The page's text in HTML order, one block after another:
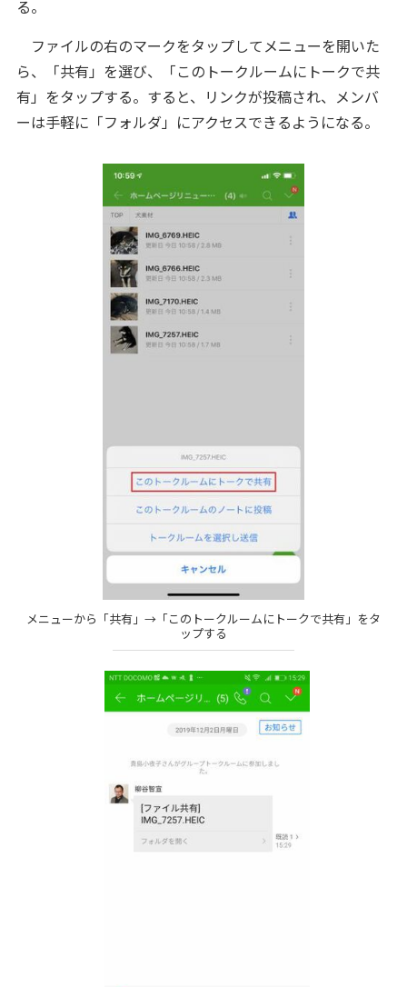
る。
ファイルの右のマークをタップしてメニューを開いた
ら、「共有」を選び、「このトークルームにトークで共
有」をタップする。すると、リンクが投稿され、メンバ
ーは手軽に「フォルダ」にアクセスできるようになる。
メニューから「共有」→「このトークルームにトークで共有」をタ
ップする